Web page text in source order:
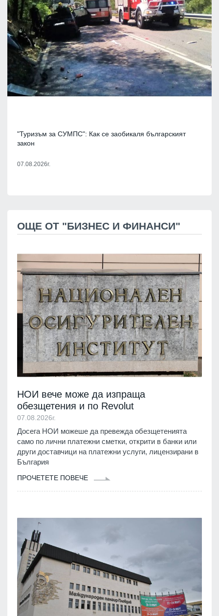
"Туризъм за СУМПС": Как се заобикаля българският
закон
07.08.2026г.
ОЩЕ ОТ "БИЗНЕС И ФИНАНСИ"
НОИ вече може да изпраща
обезщетения и по Revolut
07.08.2026г.
Досега НОИ можеше да превежда обезщетенията
само по лични платежни сметки, открити в банки или
други доставчици на платежни услуги, лицензирани в
България
ПРОЧЕТЕТЕ ПОВЕЧЕ